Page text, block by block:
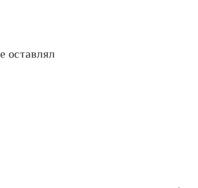
с образами и
выглядеть ярко и оригинально.
на ремешки крокс и не
оставлял